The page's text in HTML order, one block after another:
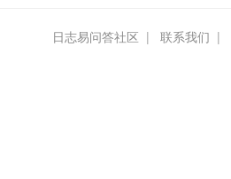
日志易问答社区 | 联系我们 |